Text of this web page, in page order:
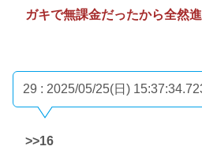
ガキで無課金だったから全然
29 : 2025/05/25(日)
>>16